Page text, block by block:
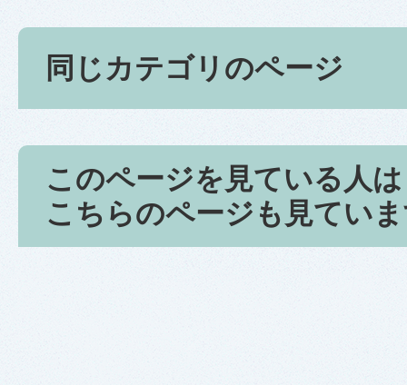
同じカテゴリのページ
このページを見ている人は
こちらのページも見てい